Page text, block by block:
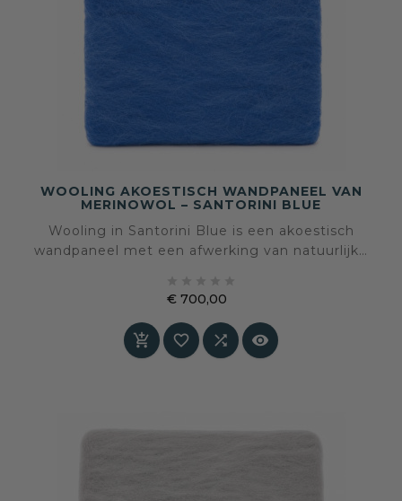
WOOLING AKOESTISCH WANDPANEEL VAN
MERINOWOL – SANTORINI BLUE
Wooling in Santorini Blue is een akoestisch
wandpaneel met een afwerking van natuurlijke
het interieur, terwijl de wolstructuur tactiliteit
en akoestisch comfort toevoegt aan de ruimte.
Speciaal op maat gemaakt – levertijd in overleg.
€ 700,00
   